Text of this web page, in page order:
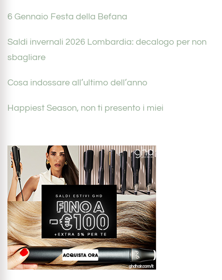
6 Gennaio Festa della Befana
Saldi invernali 2026 Lombardia: decalogo per non
sbagliare
Cosa indossare all’ultimo dell’anno
Happiest Season, non ti presento i miei